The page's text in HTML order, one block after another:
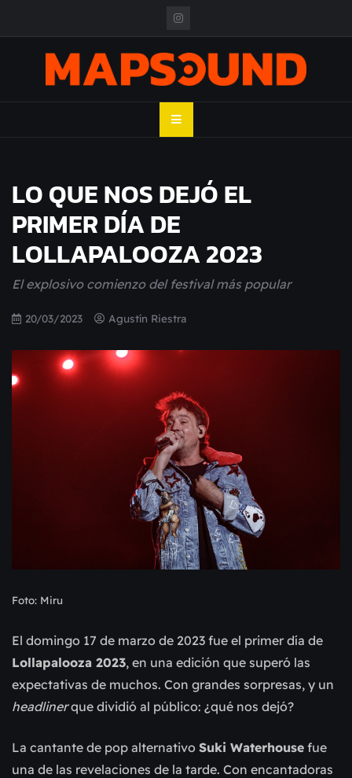
MAPSOUND
LO QUE NOS DEJÓ EL
PRIMER DÍA DE
LOLLAPALOOZA 2023
El explosivo comienzo del festival más popular
20/03/2023 Agustín Riestra
Foto: Miru
El domingo 17 de marzo de 2023 fue el primer día de
Lollapalooza 2023, en una edición que superó las
expectativas de muchos. Con grandes sorpresas, y un
headlinerque dividió al público: ¿qué nos dejó?
La cantante de pop alternativo Suki Waterhouse fue
una de las revelaciones de la tarde. Con encantadoras